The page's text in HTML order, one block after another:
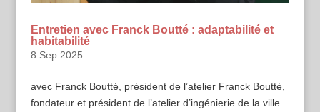
Entretien avec Franck Boutté : adaptabilité et
habitabilité
8 Sep 2025
avec Franck Boutté, président de l’atelier Franck Boutté,
fondateur et président de l’atelier d’ingénierie de la ville